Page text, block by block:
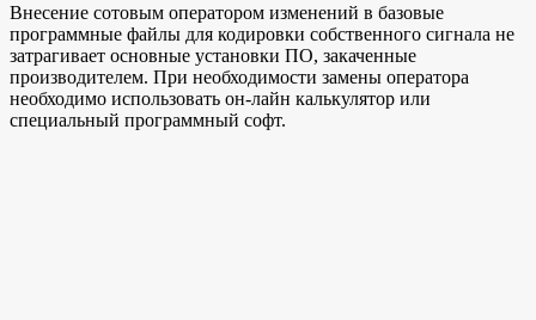
Внесение сотовым оператором изменений в базовые
программные файлы для кодировки собственного сигнала не
затрагивает основные установки ПО, закаченные
производителем. При необходимости замены оператора
необходимо использовать он-лайн калькулятор или
специальный программный софт.